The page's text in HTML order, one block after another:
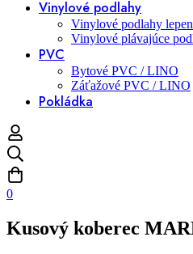
Vinylové podlahy
Vinylové podlahy
Vinylové plávajúce
PVC
Bytové PVC / LINO
Záťažové PVC / LINO
Pokládka
0
Kusový koberec